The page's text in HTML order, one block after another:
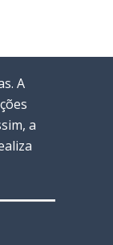
A
a